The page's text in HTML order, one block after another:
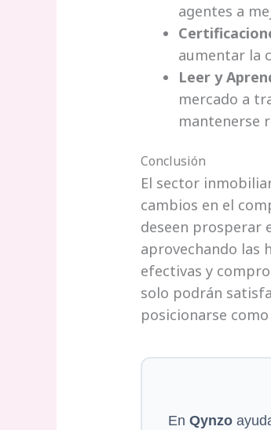
agentes a
aumentar la
Leer y
mercado a
mantenerse
Conclusión
El sector
cambios en el
deseen prosperar
aprovechando las
efectivas y
solo podrán
posicionarse
EnQynzo